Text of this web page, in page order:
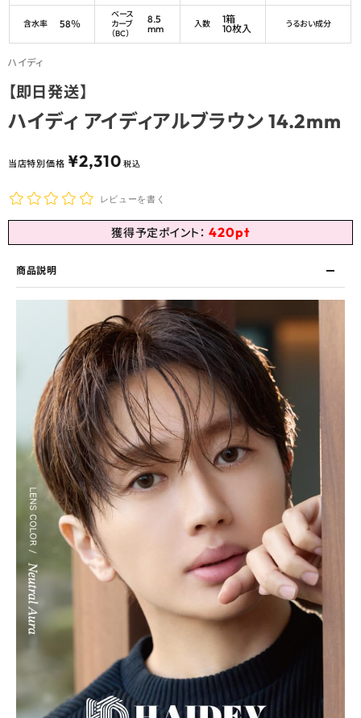
含水率 58％
ベース
カーブ
（BC）
8.5
mm
入数
1箱
10枚入
うるおい成分
ハイディ
【即日発送】
ハイディ アイディアルブラウン 14.2mm
当店特別価格 ¥2,310 税込
レビューを書く
獲得予定ポイント： 420pt
商品説明